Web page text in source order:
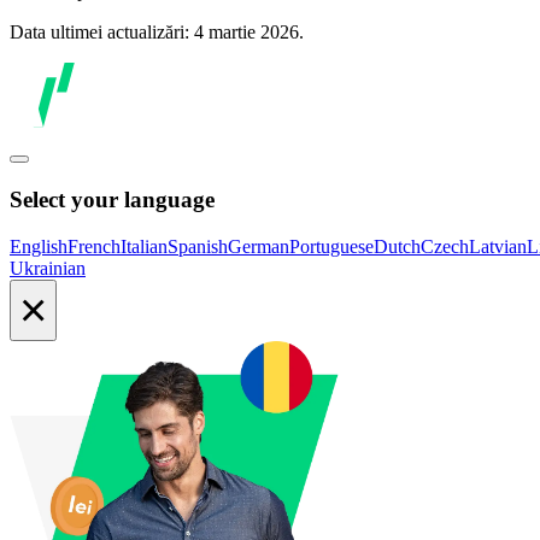
Data ultimei actualizări: 4 martie 2026.
Select your language
EnglishFrenchItalianSpanishGermanPortugueseDutchCzechLatvian
Ukrainian
×